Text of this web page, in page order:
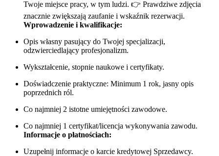
Twoje miejsce pracy, w tym ludzi. 👉 Prawdziwe zdjęcia
znacznie zwiększają zaufanie i wskaźnik rezerwacji.
Wprowadzenie i kwalifikacje:
Opis własny pasujący do Twojej specjalizacji,
odzwierciedlający profesjonalizm.
Wykształcenie, stopnie naukowe i certyfikaty.
Doświadczenie praktyczne: Minimum 1 rok, jasny opis
poprzednich ról.
Co najmniej 2 istotne umiejętności zawodowe.
Co najmniej 1 certyfikat/licencja wykonywania zawodu.
Informacje o płatnościach:
Uzupełnij informacje o karcie kredytowej Sprzedawcy.